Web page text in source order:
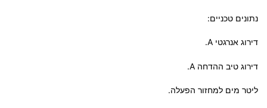
נתונים טכניים:
דירוג אנרגטי A.
דירוג טיב ההדחה A.
ליטר מים למחזור הפעלה.